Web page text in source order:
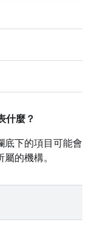
什麼？
底下的項目可能會
的機構。